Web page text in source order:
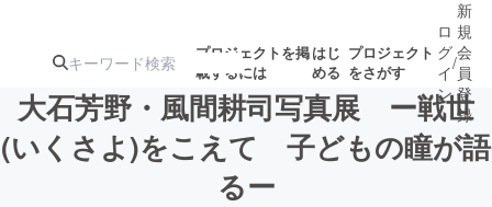
プロジェクトを掲
載するには
はじ
める
プロジェクト
をさがす
注目の新着プロ募集終了が近いプ
ロ
グ
イ
ン
/
新
規
会
員
登
録
大石芳野・風間耕司写真展 ー戦世
(いくさよ)をこえて 子どもの瞳が語
るー